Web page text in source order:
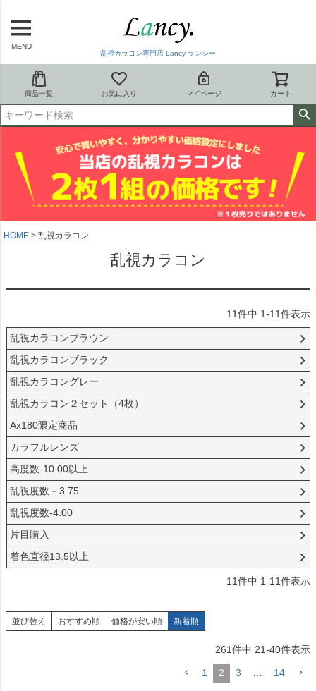
MENU
乱視カラコン専門店 Lancy ランシー
商品一覧 お気に入り マイページ カート
HOME 乱視カラコン
乱視カラコン
11件中 1-11件表示
乱視カラコンブラウン
乱視カラコンブラック
乱視カラコングレー
乱視カラコン２セット（4枚）
Ax180限定商品
カラフルレンズ
高度数-10.00以上
乱視度数－3.75
乱視度数-4.00
片目購入
着色直径13.5以上
11件中 1-11件表示
並び替え おすすめ順 価格が安い順 新着順
261件中 21-40件表示
1 2 3 14